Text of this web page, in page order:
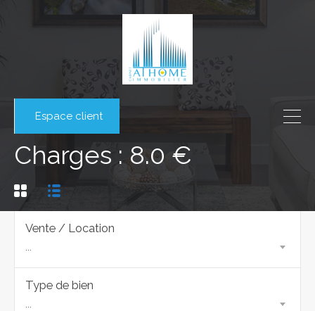
Espace client
Charges : 8.0 €
Vente / Location
...
Type de bien
...